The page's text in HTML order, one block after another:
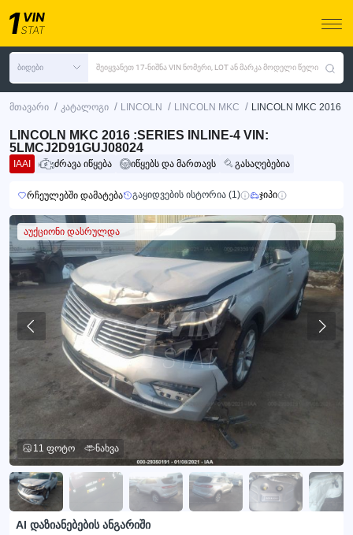
ბიდები შეიყვანეთ 17-ნიშნა VIN ნომერი, LOT ან მარკა მოდელი წელი
მთავარი / კატალოგი / LINCOLN / LINCOLN MKC / LINCOLN MKC 2016
LINCOLN MKC 2016 :SERIES INLINE-4 VIN:
5LMCJ2D91GUJ08024
IAAI ძრავა იწყება იწყებს და მართავს გასაღებებია
რჩეულებში დამატება გაყიდვების ისტორია (1) ჯიპი
აუქციონი დასრულდა
11 ფოტო ნახვა
AI დაზიანებების ანგარიში